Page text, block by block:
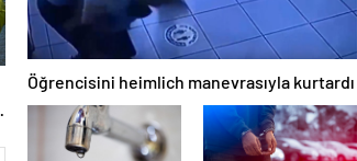
Öğrencisini heimlich manevrasıyla kurtardı